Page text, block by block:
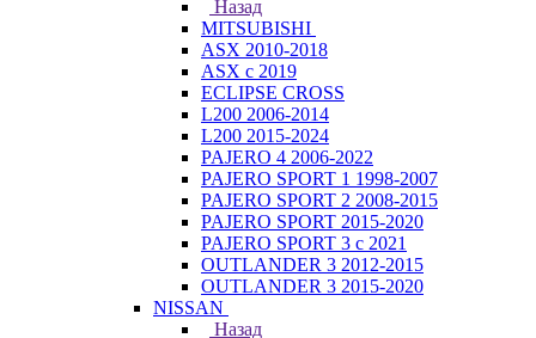
Назад
MITSUBISHI
ASX 2010-2018
ASX с 2019
ECLIPSE CROSS
L200 2006-2014
L200 2015-2024
PAJERO 4 2006-2022
PAJERO SPORT 1 1998-2007
PAJERO SPORT 2 2008-2015
PAJERO SPORT 2015-2020
PAJERO SPORT 3 с 2021
OUTLANDER 3 2012-2015
OUTLANDER 3 2015-2020
NISSAN
Назад